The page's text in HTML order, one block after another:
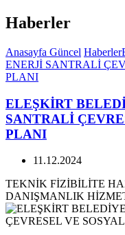
Haberler
Anasayfa Güncel Haberler
ENERJİ SANTRALİ
PLANI
ELEŞKİRT
SANTRALİ
PLANI
11.12.2024
TEKNİK FİZİBİLİTE
DANIŞMANLIK